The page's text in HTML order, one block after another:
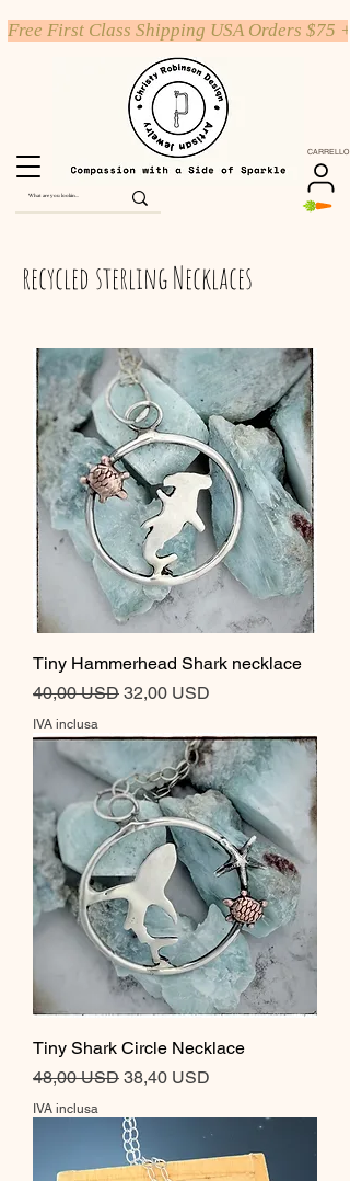
CARRELLO
Free First Class Shipping USA Orders $75 +
recycled sterling Necklaces
Tiny Hammerhead Shark necklace
Prezzo regolare
40,00 USD Prezzo scontato
32,00 USD
IVA inclusa
Tiny Shark Circle Necklace
Prezzo regolare
48,00 USD Prezzo scontato
38,40 USD
IVA inclusa